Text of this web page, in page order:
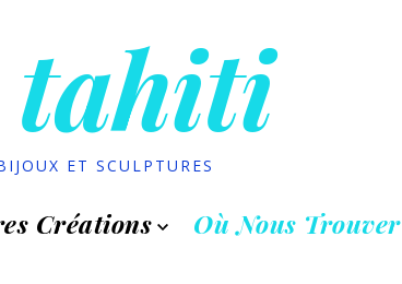
tahiti
ET SCULPTURES
Créations Où Nous Trouver